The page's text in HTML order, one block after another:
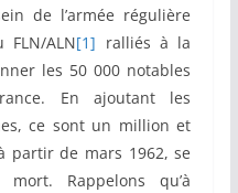
de l’armée régulière
ALN[1] ralliés à la
les 50 000 notables
En ajoutant les
ce sont un million et
partir de mars 1962, se
Rappelons qu’à